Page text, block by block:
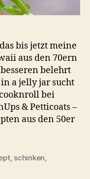
bis jetzt meine
aus den 70ern
belehrt
a jelly jar sucht
bei
& Petticoats –
aus den 50er
, schinken,